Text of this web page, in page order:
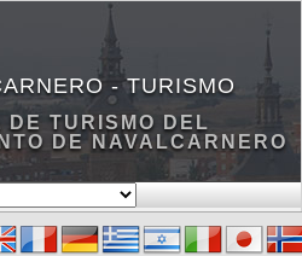
- TURISMO
DE TURISMO DEL
DE NAVALCARNERO